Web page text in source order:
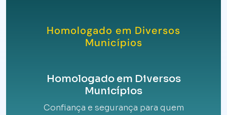
Homologado em Diversos
Municípios
Homologado em Diversos
Municípios
Confiança e segurança para quem